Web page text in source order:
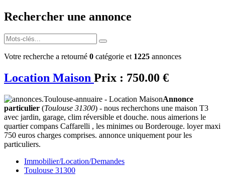
Rechercher une annonce
Votre recherche a retourné 0 catégorie et 1225 annonces
Location Maison Prix : 750.00 €
Annonce
particulier (Toulouse 31300) - nous recherchons une maison T3
avec jardin, garage, clim réversible et douche. nous aimerions le
quartier compans Caffarelli , les minimes ou Borderouge. loyer maxi
750 euros charges comprises. annonce uniquement pour les
particuliers.
Immobilier/Location/Demandes
Toulouse 31300